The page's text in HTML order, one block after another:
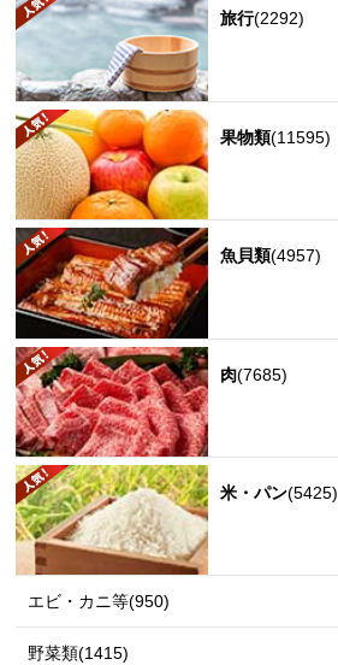
旅行(2292)
果物類(11595)
魚貝類(4957)
肉(7685)
米・パン(5425)
エビ・カニ等(950)
野菜類(1415)